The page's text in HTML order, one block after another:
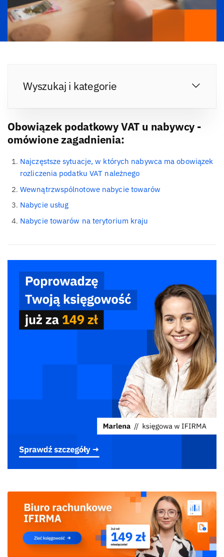
Wyszukaj i kategorie
Obowiązek podatkowy VAT u nabywcy -
omówione zagadnienia:
Najczęstsze sytuacje, w których nabywca ma obowiązek
rozliczenia podatku VAT należnego
Wewnątrzwspólnotowe nabycie towarów
Nabycie usług
Nabycie towarów na terytorium kraju